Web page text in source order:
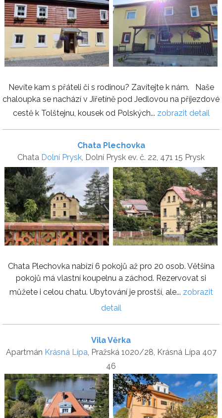
Nevíte kam s přáteli či s rodinou? Zavítejte k nám. Naše
chaloupka se nachází v Jiřetíně pod Jedlovou na příjezdové
cestě k Tolštejnu, kousek od Polských... zobrazit detail
Chata Plechovka
Chata Dolní Prysk, Dolní Prysk ev. č. 22, 471 15 Prysk
Chata Plechovka nabízí 6 pokojů až pro 20 osob. Většina
pokojů má vlastní koupelnu a záchod. Rezervovat si
můžete i celou chatu. Ubytování je prostší, ale... zobrazit
detail
Vila Věrka
Apartmán Krásná Lípa, Pražská 1020/28, Krásná Lípa 407
46